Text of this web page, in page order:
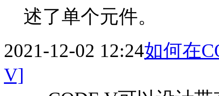
述了单个元件。
2021-12-02 12:24如何在
V]